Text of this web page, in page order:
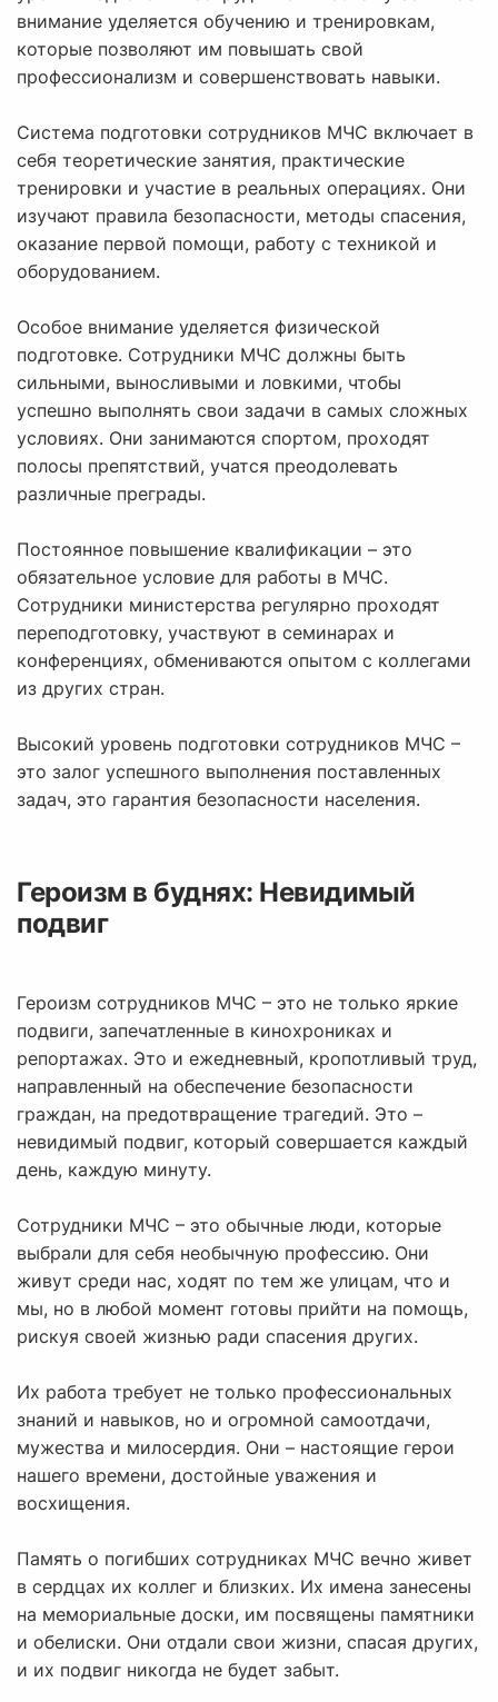
внимание уделяется обучению и тренировкам,
которые позволяют им повышать свой
профессионализм и совершенствовать навыки.
Система подготовки сотрудников МЧС включает в
себя теоретические занятия, практические
тренировки и участие в реальных операциях. Они
изучают правила безопасности, методы спасения,
оказание первой помощи, работу с техникой и
оборудованием.
Особое внимание уделяется физической
подготовке. Сотрудники МЧС должны быть
сильными, выносливыми и ловкими, чтобы
успешно выполнять свои задачи в самых сложных
условиях. Они занимаются спортом, проходят
полосы препятствий, учатся преодолевать
различные преграды.
Постоянное повышение квалификации – это
обязательное условие для работы в МЧС.
Сотрудники министерства регулярно проходят
переподготовку, участвуют в семинарах и
конференциях, обмениваются опытом с коллегами
из других стран.
Высокий уровень подготовки сотрудников МЧС –
это залог успешного выполнения поставленных
задач, это гарантия безопасности населения.
Героизм в буднях: Невидимый
подвиг
Героизм сотрудников МЧС – это не только яркие
подвиги, запечатленные в кинохрониках и
репортажах. Это и ежедневный, кропотливый труд,
направленный на обеспечение безопасности
граждан, на предотвращение трагедий. Это –
невидимый подвиг, который совершается каждый
день, каждую минуту.
Сотрудники МЧС – это обычные люди, которые
выбрали для себя необычную профессию. Они
живут среди нас, ходят по тем же улицам, что и
мы, но в любой момент готовы прийти на помощь,
рискуя своей жизнью ради спасения других.
Их работа требует не только профессиональных
знаний и навыков, но и огромной самоотдачи,
мужества и милосердия. Они – настоящие герои
нашего времени, достойные уважения и
восхищения.
Память о погибших сотрудниках МЧС вечно живет
в сердцах их коллег и близких. Их имена занесены
на мемориальные доски, им посвящены памятники
и обелиски. Они отдали свои жизни, спасая других,
и их подвиг никогда не будет забыт.